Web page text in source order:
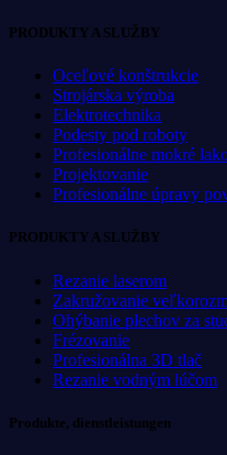
PRODUKTY A SLUŽBY
Oceľové konštrukcie
Strojárska výroba
Elektrotechnika
Podesty pod roboty
Profesionálne mokré
Projektovanie
Profesionálne úpravy
PRODUKTY A SLUŽBY
Rezanie laserom
Zakružovanie
Ohýbanie plechov za
Frézovanie
Profesionálna 3D tlač
Rezanie vodným lúčom
Produkte, dienstleistungen